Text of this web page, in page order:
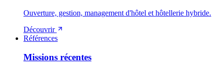
Ouverture, gestion, management d'hôtel et hôtellerie hybride.
Découvrir
Références
Missions récentes